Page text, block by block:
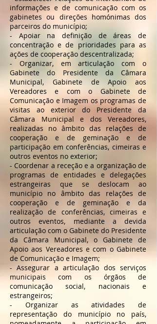
informações e de comunicação com os
gabinetes ou direções homónimas dos
parceiros do município;
- Apoiar na definição de áreas de
concentração e de prioridades para as
ações de cooperação descentralizada;
- Organizar, em articulação com o
Gabinete do Presidente da Câmara
Municipal, Gabinete de Apoio aos
Vereadores e com o Gabinete de
Comunicação e Imagem os programas de
visitas ao exterior do Presidente da
Câmara Municipal e dos Vereadores,
realizadas no âmbito das relações de
cooperação e de geminação e de
participação em conferências, cimeiras e
outros eventos no exterior;
- Coordenar a receção e a organização de
programas de entidades e delegações
estrangeiras que se deslocam ao
município no âmbito das relações de
cooperação e de geminação e da
realização de conferências, cimeiras e
outros eventos, mediante a devida
articulação com o Gabinete do Presidente
da Câmara Municipal, o Gabinete de
Apoio aos Vereadores e com o Gabinete
de Comunicação e Imagem;
- Assegurar a articulação dos serviços
municipais com os órgãos de
comunicação social, nacionais e
estrangeiros;
- Organizar as atividades de
representação do município no país,